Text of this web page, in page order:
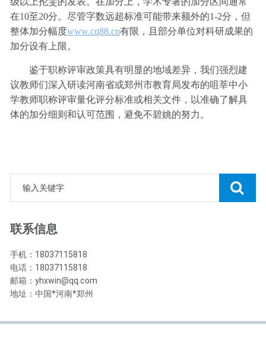
在10至20分。尽管字数远超标准可能带来额外的1-2分，但
整体加分幅度www.cq88.cn有限，且部分单位对科研成果的
加分设有上限。
鉴于职称评审政策具有明显的地域差异，我们强烈建
议教师们深入研读河南省或郑州市教育局发布的咀莘中小
学教师职称评审量化评分标准或相关文件，以准确了解具
体的加分细则和认可范围，避免不碧姚的努力。
联系信息
手机：18037115818
电话：18037115818
邮箱：yhxwin@qq.com
地址：中国*河南*郑州